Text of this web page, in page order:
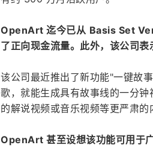
OpenArt 迄今已从 Basis Set
了正向现金流量。此外，该公司
该公司最近推出了新功能"一键故
歌，就能生成具有故事线的一分
的解说视频或音乐视频等更严肃的
OpenArt 甚至设想该功能可用于广